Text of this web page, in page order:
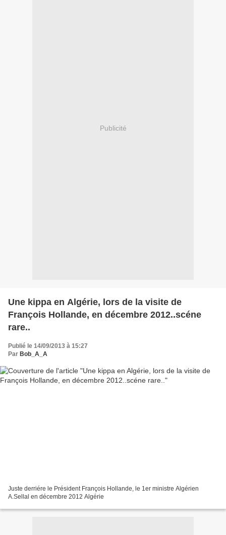
Publicité
Une kippa en Algérie, lors de la visite de
François Hollande, en décembre 2012..scéne
rare..
Publié le 14/09/2013 à 15:27
Par Bob_A_A
Juste derriére le Président François Hollande, le 1er ministre Algérien
A.Sellal en décembre 2012 Algérie